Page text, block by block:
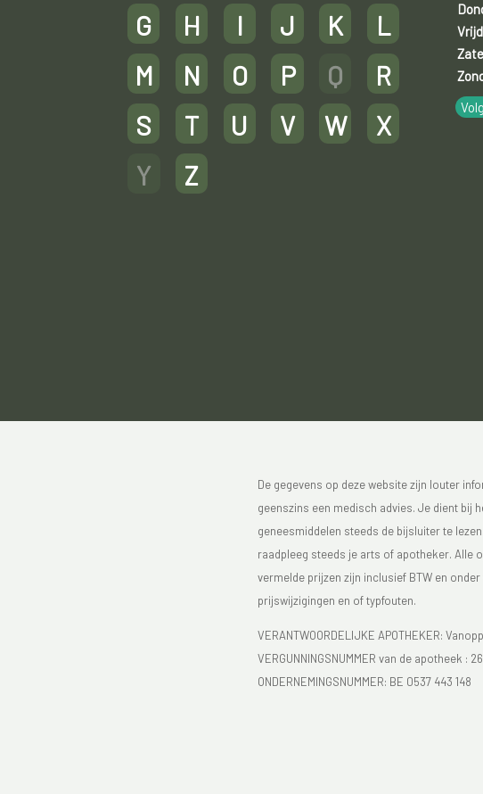
G
H I J K
L
M
N O P Q
R
S
T U V W
X
Y
Z
De gegevens op deze website zijn louter
geenszins een medisch advies. Je dient bij
geneesmiddelen steeds de bijsluiter te
raadpleeg steeds je arts of apotheker. Alle
vermelde prijzen zijn inclusief BTW en
prijswijzigingen en of typfouten.
VERANTWOORDELIJKE APOTHEKER:
VERGUNNINGSNUMMER van de apotheek :
ONDERNEMINGSNUMMER: BE 0537 443 148